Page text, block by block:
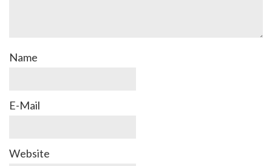
Name
E-Mail
Website